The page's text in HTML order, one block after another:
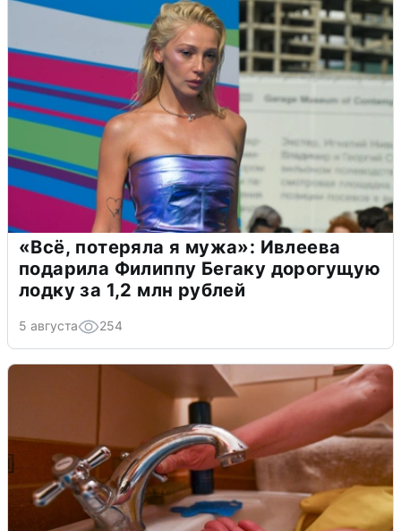
«Всё, потеряла я мужа»: Ивлеева
подарила Филиппу Бегаку дорогущую
лодку за 1,2 млн рублей
5 августа 254